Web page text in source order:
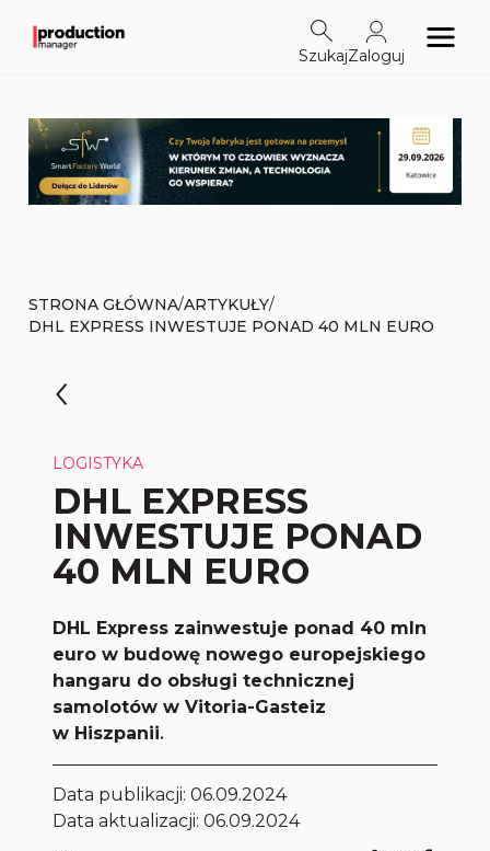
SzukajZaloguj
STRONA GŁÓWNA/ARTYKUŁY/
DHL EXPRESS INWESTUJE PONAD 40 MLN EURO
LOGISTYKA
DHL EXPRESS
INWESTUJE PONAD
40 MLN EURO
DHL Express zainwestuje ponad 40 mln
euro w budowę nowego europejskiego
hangaru do obsługi technicznej
samolotów w Vitoria-Gasteiz
w Hiszpanii.
Data publikacji:06.09.2024
Data aktualizacji: 06.09.2024